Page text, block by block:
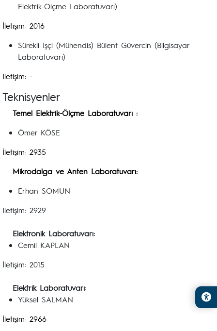
Elektrik-Ölçme Laboratuvarı)
İletişim: 2016
Sürekli İşçi (Mühendis) Bülent Güvercin (Bilgisayar
Laboratuvarı)
İletişim: -
Teknisyenler
Temel Elektrik-Ölçme Laboratuvarı :
Ömer KÖSE
İletişim: 2935
Mikrodalga ve Anten Laboratuvarı:
Erhan SOMUN
İletişim: 2929
Elektronik Laboratuvarı:
Cemil KAPLAN
İletişim: 2015
Elektrik Laboratuvarı:
Yüksel SALMAN
İletişim: 2966